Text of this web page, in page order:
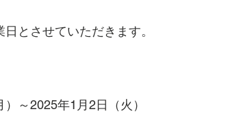
とさせていただきます。
～2025年1月2日（火）